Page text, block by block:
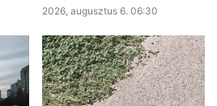
2026, augusztus 6. 06:30